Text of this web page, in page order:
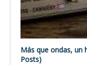
Más que ondas, un
Posts)